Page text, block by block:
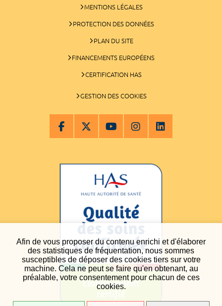
Afin de vous proposer du contenu enrichi et d'élaborer
des statistiques de fréquentation, nous sommes
susceptibles de déposer des cookies tiers sur votre
machine. Cela ne peut se faire qu'en obtenant, au
préalable, votre consentement pour chacun de ces
cookies.
MENTIONS LÉGALES
PROTECTION DES DONNÉES
PLAN DU SITE
FINANCEMENTS EUROPÉENS
CERTIFICATION HAS
GESTION DES COOKIES